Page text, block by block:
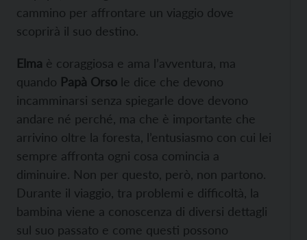
cammino per affrontare un viaggio dove
scoprirà il suo destino.
Elma è coraggiosa e ama l’avventura, ma
quando Papà Orso le dice che devono
incamminarsi senza spiegarle dove devono
andare né perché, ma che è importante che
arrivino oltre la foresta, l’entusiasmo con cui lei
sempre affronta ogni cosa comincia a
diminuire. Non per questo, però, non partono.
Durante il viaggio, tra problemi e difficoltà, la
bambina viene a conoscenza di diversi dettagli
sul suo passato e come questi possono